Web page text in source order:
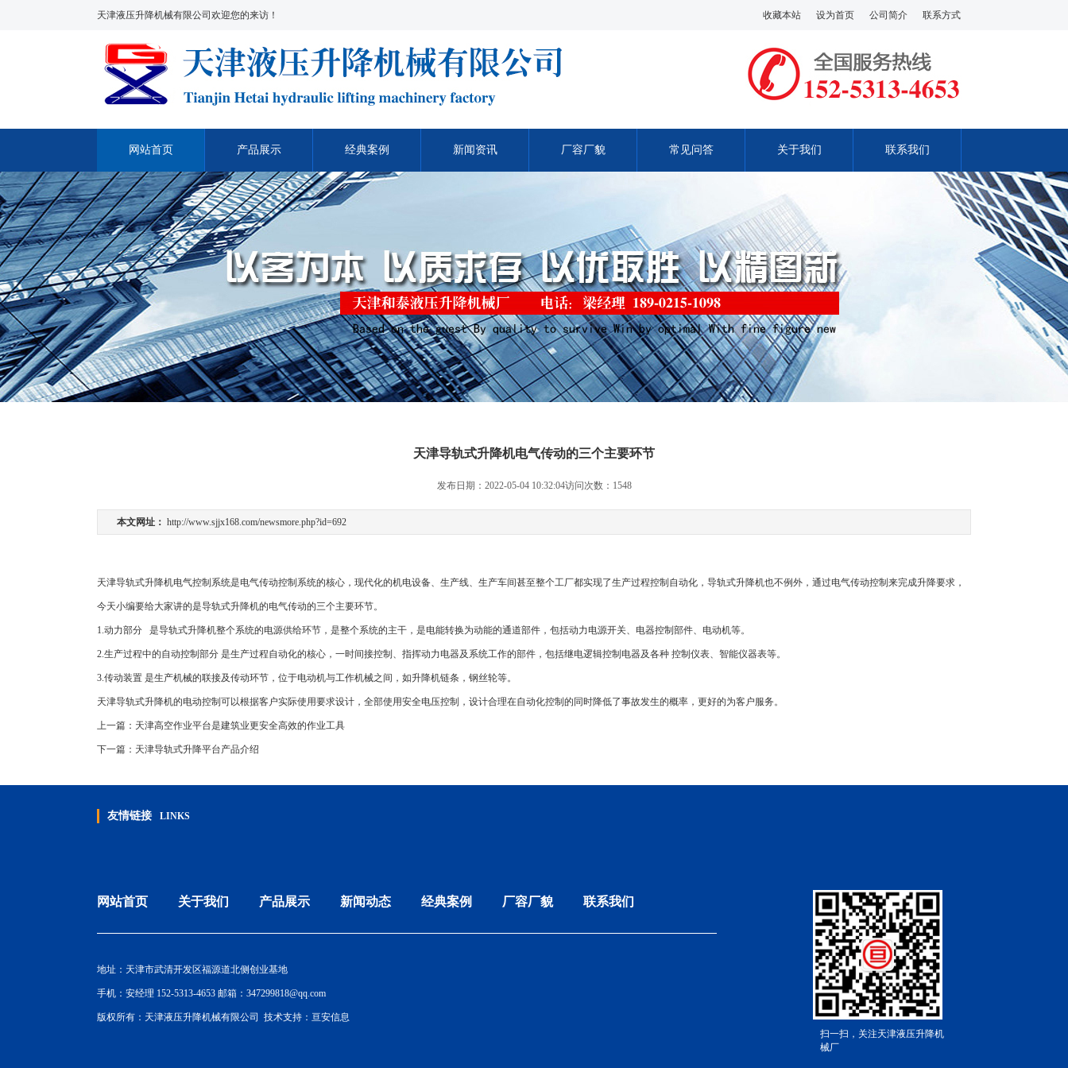
天津液压升降机械有限公司欢迎您的来访！ 收藏本站 设为首页 公司简介 联系方式
网站首页 产品展示 经典案例 新闻资讯 厂容厂貌 常见问答 关于我们 联系我们
天津导轨式升降机电气传动的三个主要环节
发布日期：2022-05-04 10:32:04访问次数：1548
本文网址： http://www.sjjx168.com/newsmore.php?id=692
天津导轨式升降机电气控制系统是电气传动控制系统的核心，现代化的机电设备、生产线、生产车间甚至整个工厂都实现了生产过程控制自动化，导轨式升降机也不例外，通过电气传动控制来完成升降要求，
今天小编要给大家讲的是导轨式升降机的电气传动的三个主要环节。
1.动力部分 是导轨式升降机整个系统的电源供给环节，是整个系统的主干，是电能转换为动能的通道部件，包括动力电源开关、电器控制部件、电动机等。
2.生产过程中的自动控制部分 是生产过程自动化的核心，一时间接控制、指挥动力电器及系统工作的部件，包括继电逻辑控制电器及各种 控制仪表、智能仪器表等。
3.传动装置 是生产机械的联接及传动环节，位于电动机与工作机械之间，如升降机链条，钢丝轮等。
天津导轨式升降机的电动控制可以根据客户实际使用要求设计，全部使用安全电压控制，设计合理在自动化控制的同时降低了事故发生的概率，更好的为客户服务。
上一篇： 天津高空作业平台是建筑业更安全高效的作业工具
下一篇： 天津导轨式升降平台产品介绍
友情链接 LINKS
网站首页 关于我们 产品展示 新闻动态 经典案例 厂容厂貌 联系我们
地址：天津市武清开发区福源道北侧创业基地
手机：安经理 152-5313-4653 邮箱：347299818@qq.com
版权所有：天津液压升降机械有限公司 技术支持： 亘安信息
扫一扫，关注天津液压升降机
械厂